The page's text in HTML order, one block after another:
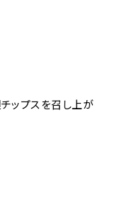
ップスを召し上が